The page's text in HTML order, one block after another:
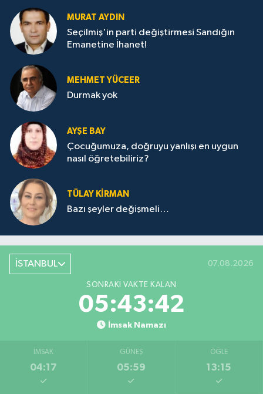
MURAT AYDIN
Seçilmiş'in parti değiştirmesi Sandığın
Emanetine İhanet!
MEHMET YÜCEER
Durmak yok
AYŞE BAY
Çocuğumuza, doğruyu yanlışı en uygun
nasıl öğretebiliriz?
TÜLAY KİRMAN
Bazı şeyler değişmeli…
İSTANBUL 07.08.2026
SONRAKI VAKTE KALAN
05:43:42
İmsak Namazı
İMSAK
04:17
GÜNEŞ
05:59
ÖĞLE
13:15